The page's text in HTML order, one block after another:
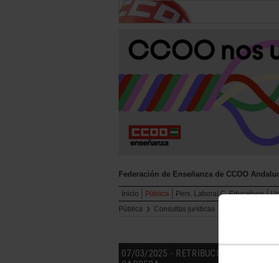
Federación de Enseñanza de CCOO
Inicio Pública Pers. Laboral C. Educativos
Pública
Consultas jurídicas
07/03/2025 - RETRIBUCIONES